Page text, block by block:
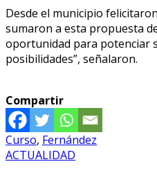
Desde el municipio
sumaron a esta propuesta
oportunidad para potenciar
posibilidades”, señalaron.
Compartir
Curso, Fernández
ACTUALIDAD